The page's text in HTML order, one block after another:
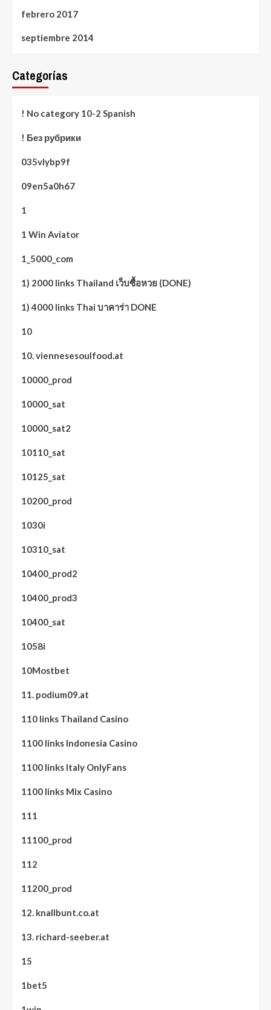
febrero 2017
septiembre 2014
Categorías
! No category 10-2 Spanish
! Без рубрики
035vlybp9f
09en5a0h67
1
1 Win Aviator
1_5000_com
1) 2000 links Thailand เว็บซื้อหวย (DONE)
1) 4000 links Thai บาคาร่า DONE
10
10. viennesesoulfood.at
10000_prod
10000_sat
10000_sat2
10110_sat
10125_sat
10200_prod
1030i
10310_sat
10400_prod2
10400_prod3
10400_sat
1058i
10Mostbet
11. podium09.at
110 links Thailand Casino
1100 links Indonesia Casino
1100 links Italy OnlyFans
1100 links Mix Casino
111
11100_prod
112
11200_prod
12. knallbunt.co.at
13. richard-seeber.at
15
1bet5